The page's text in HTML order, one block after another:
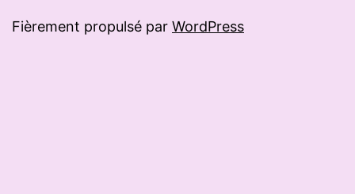
Fièrement propulsé par WordPress